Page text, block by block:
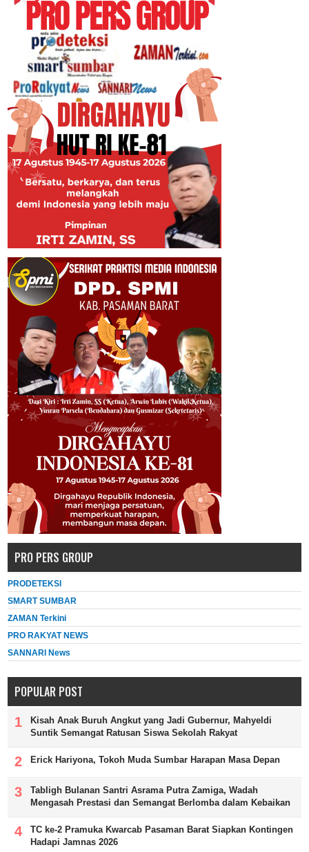
PRO PERS GROUP
PRODETEKSI
SMART SUMBAR
ZAMAN Terkini
PRO RAKYAT NEWS
SANNARI News
POPULAR POST
Kisah Anak Buruh Angkut yang Jadi Gubernur, Mahyeldi
Suntik Semangat Ratusan Siswa Sekolah Rakyat
Erick Hariyona, Tokoh Muda Sumbar Harapan Masa Depan
Tabligh Bulanan Santri Asrama Putra Zamiga, Wadah
Mengasah Prestasi dan Semangat Berlomba dalam Kebaikan
TC ke-2 Pramuka Kwarcab Pasaman Barat Siapkan Kontingen
Hadapi Jamnas 2026